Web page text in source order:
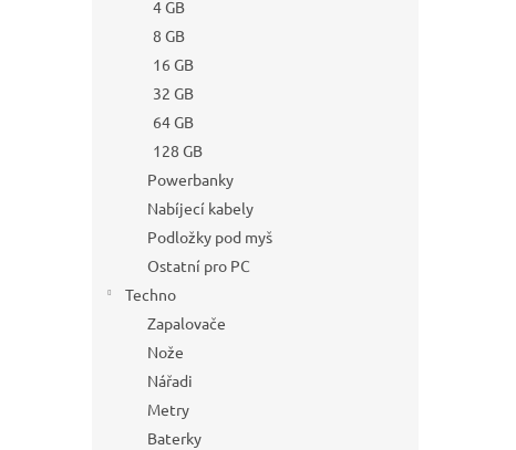
4 GB
8 GB
16 GB
32 GB
64 GB
128 GB
Powerbanky
Nabíjecí kabely
Podložky pod myš
Ostatní pro PC
Techno
Zapalovače
Nože
Nářadi
Metry
Baterky